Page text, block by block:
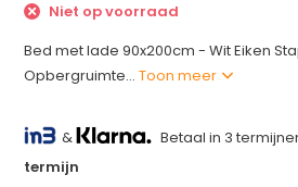
Niet op voorraad
Bed met lade 90x200cm - Wit Eiken
Opbergruimte...Toon meer
& Betaal in 3
termijn